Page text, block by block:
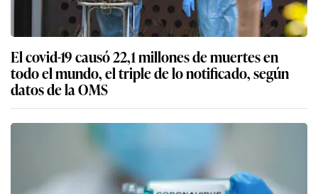
El covid-19 causó 22,1 millones de muertes en
todo el mundo, el triple de lo notificado, según
datos de la OMS